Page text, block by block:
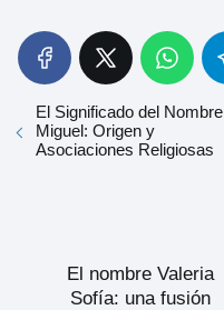
El Significado del Nombre
Miguel: Origen y
Asociaciones Religiosas
El nombre Valeria
Sofía: una fusión